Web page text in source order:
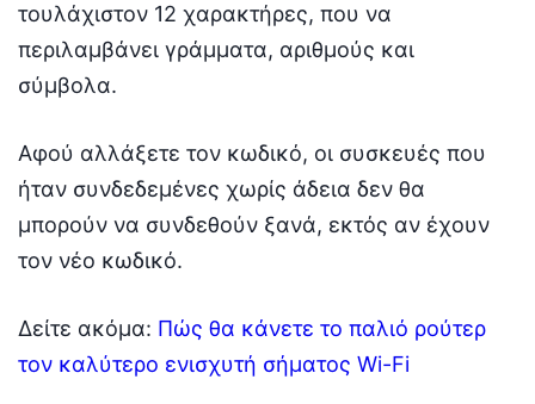
τουλάχιστον 12 χαρακτήρες, που να
περιλαμβάνει γράμματα, αριθμούς και
σύμβολα.
Αφού αλλάξετε τον κωδικό, οι συσκευές που
ήταν συνδεδεμένες χωρίς άδεια δεν θα
μπορούν να συνδεθούν ξανά, εκτός αν έχουν
τον νέο κωδικό.
Δείτε ακόμα: Πώς θα κάνετε το παλιό ρούτερ
τον καλύτερο ενισχυτή σήματος Wi-Fi